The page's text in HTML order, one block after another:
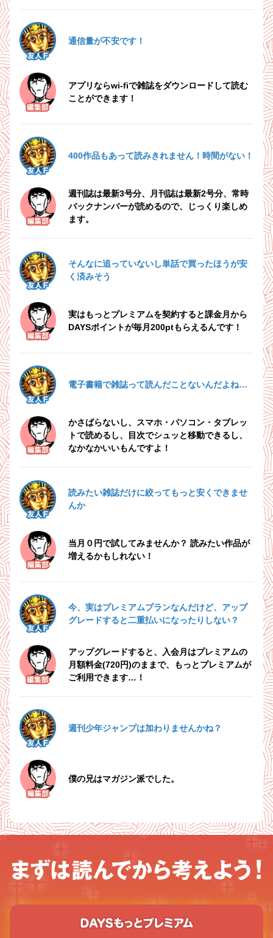
5.13 火 5.14 水
5.19 月
5.22 木 5.24 土 5.24 土
5.25 日 5.26 月 5.26
友人F
通信量が不安です！
編集部
アプリならwi-fiで雑誌をダウンロードして読む
ことができます！
友人F
400作品もあって読みきれません！時間がない！
編集部
週刊誌は最新3号分、月刊誌は最新2号分、常時
バックナンバーが読めるので、じっくり楽しめ
ます。
友人F
そんなに追っていないし単話で買ったほうが安
く済みそう
編集部
実はもっとプレミアムを契約すると課金月から
DAYSポイントが毎月200ptもらえるんです！
友
人
F
電子書籍で雑誌って読んだことないんだよね…
編集部
かさばらないし、スマホ・パソコン・タブレッ
トで読めるし、目次でシュッと移動できるし、
なかなかいいもんですよ！
友人F
読みたい雑誌だけに絞ってもっと安くできませ
んか
編集部
当月０円で試してみませんか？ 読みたい作品が
増えるかもしれない！
友人F
今、実はプレミアムプランなんだけど、アップ
グレードすると二重払いになったりしない？
編集部
アップグレードすると、入会月はプレミアムの
月額料金(720円)のままで、もっとプレミアムが
ご利用できます…！
友人F
週刊少年ジャンプは加わりませんかね？
編集部
僕の兄はマガジン派でした。
まずは読んでから考えよ
う！
DAYSもっとプレミ